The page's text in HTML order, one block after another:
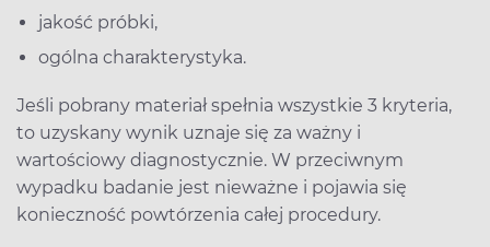
jakość próbki,
ogólna charakterystyka.
Jeśli pobrany materiał spełnia wszystkie 3 kryteria,
to uzyskany wynik uznaje się za ważny i
wartościowy diagnostycznie. W przeciwnym
wypadku badanie jest nieważne i pojawia się
konieczność powtórzenia całej procedury.